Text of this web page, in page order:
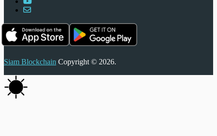
Siam Blockchain Copyright © 2026.